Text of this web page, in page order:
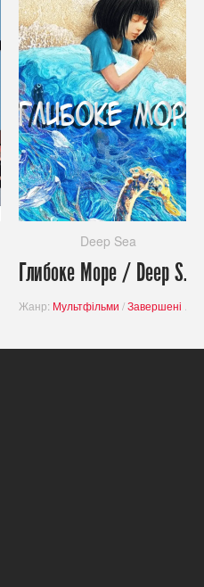
Драма
Deep Sea
Глибоке Море / Deep Sea
Жанр: Мультфільми /Завершені проєкти